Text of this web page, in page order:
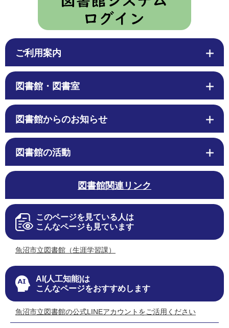
ご利用案内
図書館・図書室
図書館からのお知らせ
図書館の活動
図書館関連リンク
このページを見ている人は
こんなページも見ています
魚沼市立図書館（生涯学習課）
AI(人工知能)は
こんなページをおすすめします
魚沼市立図書館の公式LINEアカウントをご活用ください